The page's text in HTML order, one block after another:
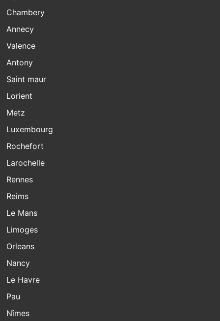
Chambery
Annecy
Valence
Antony
Saint maur
Lorient
Metz
Luxembourg
Rochefort
Larochelle
Rennes
Reims
Le Mans
Limoges
Orleans
Nancy
Le Havre
Pau
Nîmes